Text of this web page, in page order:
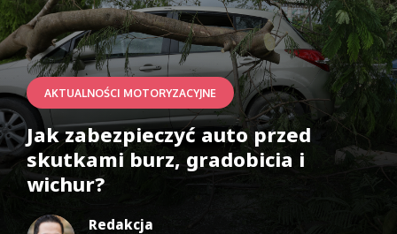
AKTUALNOŚCI MOTORYZACYJNE
Jak zabezpieczyć auto przed
skutkami burz, gradobicia i
wichur?
Redakcja